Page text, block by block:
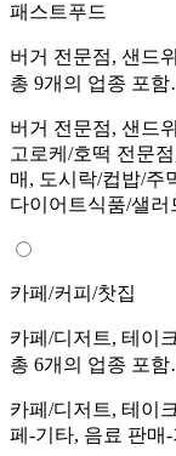
패스트푸드
버거 전문점, 샌드
총 9개의 업종 포
버거 전문점, 샌드
고로케/호떡 전문
매, 도시락/컵밥/주
다이어트식품/샐러
카페/커피/찻집
카페/디저트, 테이
총 6개의 업종 포
카페/디저트, 테이
페-기타, 음료 판매